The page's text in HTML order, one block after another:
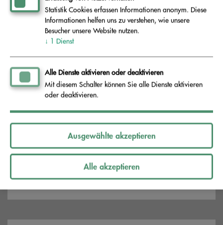
Artikel lesen
Mittwoch, 15. Juli 2026
Stellenausschreibung:
Verbandsvorsteher (m/w/d)
Statistik Cookies erfassen Informationen anonym. Diese
Informationen helfen uns zu verstehen, wie unsere
Besucher unsere Website nutzen.
↓ 1 Dienst
Alle Dienste aktivieren oder deaktivieren
Mit diesem Schalter können Sie alle Dienste aktivieren
oder deaktivieren.
Ausgewählte akzeptieren
Alle akzeptieren